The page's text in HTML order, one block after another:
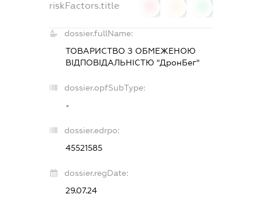
riskFactors.title
dossier.fullName:
ТОВАРИСТВО З ОБМЕЖЕНОЮ
ВІДПОВІДАЛЬНІСТЮ "ДронБег"
dossier.opfSubType:
-
dossier.edrpo:
45521585
dossier.regDate:
29.07.24